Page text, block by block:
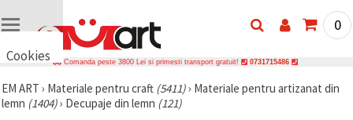
Cookies
vrem să vă
oferim
0
Comanda peste 3800 Lei si primesti transport gratuit! 0731715486
EM ART › Materiale pentru craft (5411)› Materiale pentru artizanat din
lemn (1404)› Decupaje din lemn (121)